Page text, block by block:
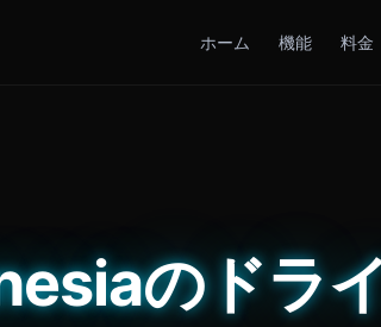
ホーム 機能 料金
のドラ